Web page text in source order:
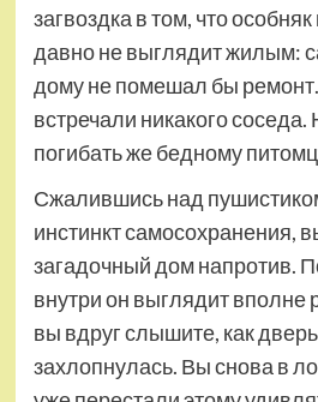
загвоздка в том, что
давно не выглядит жилым:
дому не помешал бы
встречали никакого соседа.
погибать же бедному
Сжалившись над
инстинкт самосохранения,
загадочный дом напротив.
внутри он выглядит вполне
вы вдруг слышите, как
захлопнулась. Вы снова в